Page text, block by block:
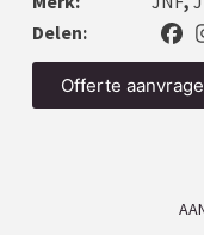
Delen:
Offerte